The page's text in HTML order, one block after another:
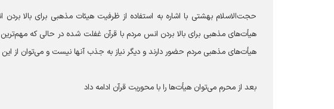
حجت‌الاسلام بهشتی با اشاره به استفاده از ظرفیت هیئات مذهبی برای بالا
هیأت‌های مذهبی برای بالا بردن انس مردم با قرآن غفلت شده در حالی که
هیأت‌های مذهبی مردم حضور دارند و دیگر نیاز به جذب آنها نیست و می‌توان از این
بعد از محرم می‌توان هیأت‌ها را با محوریت قرآن ادامه داد